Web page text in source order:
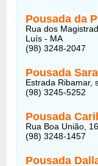
Pousada da
Rua dos
Luís - MA
(98) 3248-2047
Pousada
Estrada Ribamar,
(98) 3245-5252
Pousada
Rua Boa União,
(98) 3248-1457
Pousada